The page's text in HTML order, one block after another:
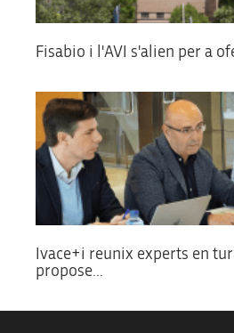
Fisabio i l'AVI s'alien per a
Ivace+i reunix experts en
propose...